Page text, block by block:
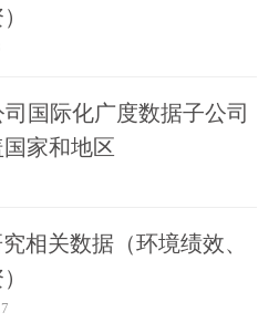
司国际化广度数据子公司
家和地区
相关数据（环境绩效、